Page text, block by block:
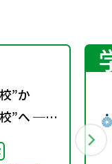
”か
校”へ ──
答する